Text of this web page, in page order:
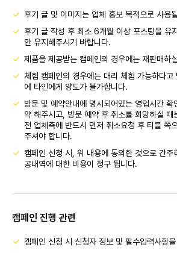
후기 글 및 이미지는 업체 홍보 목적으로 사용
후기 글 작성 후 최소 6개월 이상 포스팅을 유
안 유지해주시기 바랍니다.
제품을 제공받는 캠페인의 경우에는 재판매하
체험 캠페인의 경우에는 대리 체험 가능하다고
에 타인에게 양도가 불가합니다.
방문 및 예약안내에 명시되어있는 영업시간
약 해주시고, 방문 예약 후 취소를 희망하실 때
전 업체측에 반드시 먼저 취소요청 후 티블 쪽
주셔야 합니다.
캠페인 신청 시, 위 내용에 동의한 것으로 간주
공내역에 대한 비용이 청구 됩니다.
캠페인 진행 관련
캠페인 신청 시 신청자 정보 및 필수입력사항